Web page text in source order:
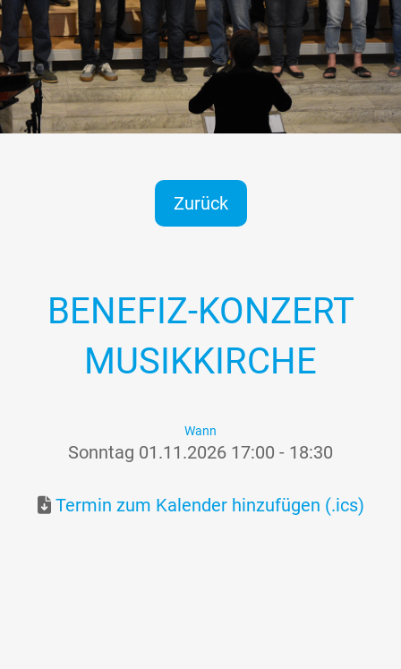
Zurück
BENEFIZ-KONZERT
MUSIKKIRCHE
Wann
Sonntag 01.11.2026 17:00 - 18:30
Termin zum Kalender hinzufügen (.ics)